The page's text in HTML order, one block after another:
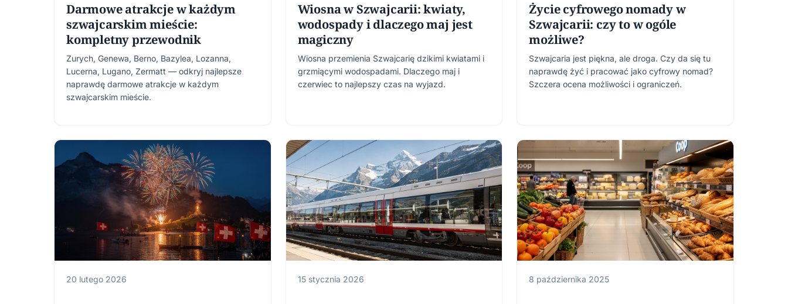
Darmowe atrakcje w każdym
szwajcarskim mieście:
kompletny przewodnik
Zurych, Genewa, Berno, Bazylea, Lozanna,
Lucerna, Lugano, Zermatt — odkryj najlepsze
naprawdę darmowe atrakcje w każdym
szwajcarskim mieście.
Wiosna w Szwajcarii: kwiaty,
wodospady i dlaczego maj jest
magiczny
Wiosna przemienia Szwajcarię dzikimi kwiatami i
grzmiącymi wodospadami. Dlaczego maj i
czerwiec to najlepszy czas na wyjazd.
Życie cyfrowego nomady w
Szwajcarii: czy to w ogóle
możliwe?
Szwajcaria jest piękna, ale droga. Czy da się tu
naprawdę żyć i pracować jako cyfrowy nomad?
Szczera ocena możliwości i ograniczeń.
20 lutego 2026 15 stycznia 2026 8 października 2025